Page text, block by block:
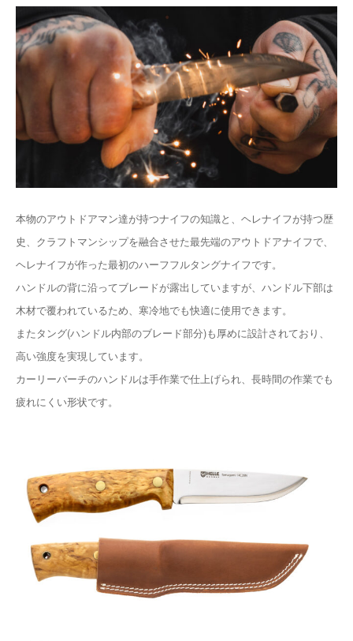
本物のアウトドアマン達が持つナイフの知識と、ヘレナイフが持つ歴
史、クラフトマンシップを融合させた最先端のアウトドアナイフで、
ヘレナイフが作った最初のハーフフルタングナイフです。
ハンドルの背に沿ってブレードが露出していますが、ハンドル下部は
木材で覆われているため、寒冷地でも快適に使用できます。
またタング(ハンドル内部のブレード部分)も厚めに設計されており、
高い強度を実現しています。
カーリーバーチのハンドルは手作業で仕上げられ、長時間の作業でも
疲れにくい形状です。